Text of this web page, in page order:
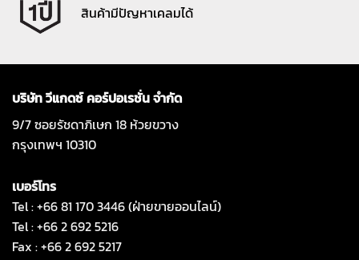
สินค้ามีปัญหาเคลมได้
บริษัท วีแกดซ์ คอร์ปอเรชั่น จำกัด
9/7 ซอยรัชดาภิเษก 18 ห้วยขวาง
กรุงเทพฯ 10310
เบอร์โทร
Tel : +66 81 170 3446 (ฝ่ายขายออนไลน์)
Tel : +66 2 692 5216
Fax : +66 2 692 5217